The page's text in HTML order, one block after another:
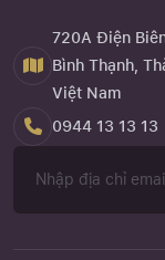
720A Điện
Bình Thạnh,
Việt Nam
0944 13 13 13